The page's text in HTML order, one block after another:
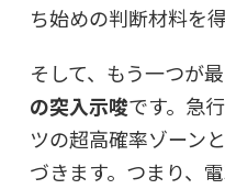
ち始めの判断材料を
そして、もう一つが
の突入示唆です。急
ツの超高確率ゾーン
づきます。つまり、